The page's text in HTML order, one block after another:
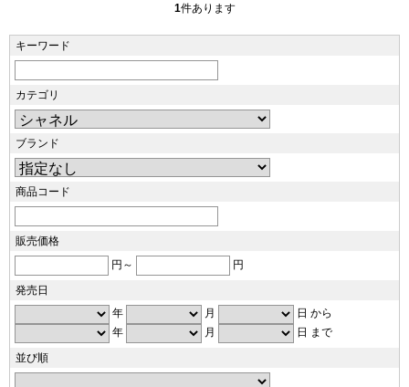
1件あります
キーワード
カテゴリ
ブランド
商品コード
販売価格
円～
円
発売日
年
月
日 から
年
月
日 まで
並び順